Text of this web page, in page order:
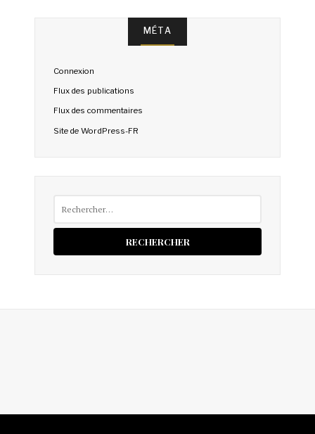
MÉTA
Connexion
Flux des publications
Flux des commentaires
Site de WordPress-FR